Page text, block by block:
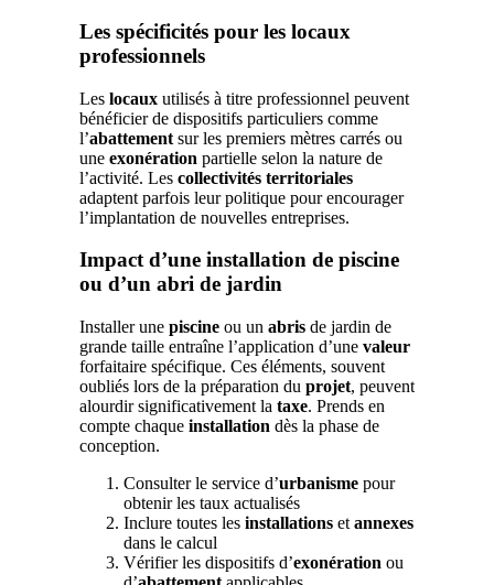
Les spécificités pour les locaux
professionnels
Les locaux utilisés à titre professionnel peuvent
bénéficier de dispositifs particuliers comme
l’abattement sur les premiers mètres carrés ou
une exonération partielle selon la nature de
l’activité. Les collectivités territoriales
adaptent parfois leur politique pour encourager
l’implantation de nouvelles entreprises.
Impact d’une installation de piscine
ou d’un abri de jardin
Installer une piscine ou un abris de jardin de
grande taille entraîne l’application d’une valeur
forfaitaire spécifique. Ces éléments, souvent
oubliés lors de la préparation du projet, peuvent
alourdir significativement la taxe. Prends en
compte chaque installation dès la phase de
conception.
Consulter le service d’urbanisme pour
obtenir les taux actualisés
Inclure toutes les installations et annexes
dans le calcul
Vérifier les dispositifs d’exonération ou